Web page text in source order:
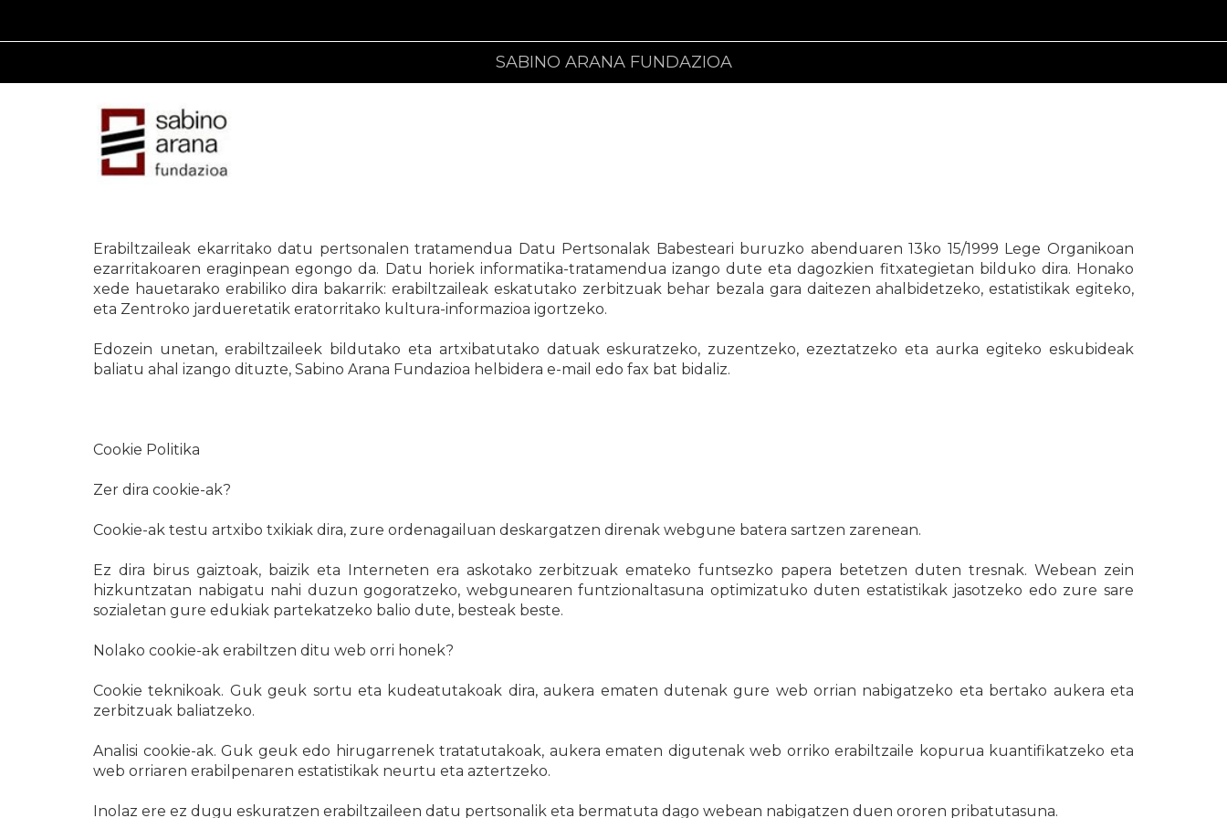
SABINO ARANA FUNDAZIOA
Erabiltzaileak ekarritako datu pertsonalen tratamendua Datu Pertsonalak Babesteari buruzko abenduaren 13ko 15/1999 Lege Organikoan
ezarritakoaren eraginpean egongo da. Datu horiek informatika-tratamendua izango dute eta dagozkien fitxategietan bilduko dira. Honako
xede hauetarako erabiliko dira bakarrik: erabiltzaileak eskatutako zerbitzuak behar bezala gara daitezen ahalbidetzeko, estatistikak egiteko,
eta Zentroko jardueretatik eratorritako kultura-informazioa igortzeko.
Edozein unetan, erabiltzaileek bildutako eta artxibatutako datuak eskuratzeko, zuzentzeko, ezeztatzeko eta aurka egiteko eskubideak
baliatu ahal izango dituzte, Sabino Arana Fundazioa helbidera e-mail edo fax bat bidaliz.
Cookie Politika
Zer dira cookie-ak?
Cookie-ak testu artxibo txikiak dira, zure ordenagailuan deskargatzen direnak webgune batera sartzen zarenean.
Ez dira birus gaiztoak, baizik eta Interneten era askotako zerbitzuak emateko funtsezko papera betetzen duten tresnak. Webean zein
hizkuntzatan nabigatu nahi duzun gogoratzeko, webgunearen funtzionaltasuna optimizatuko duten estatistikak jasotzeko edo zure sare
sozialetan gure edukiak partekatzeko balio dute, besteak beste.
Nolako cookie-ak erabiltzen ditu web orri honek?
Cookie teknikoak. Guk geuk sortu eta kudeatutakoak dira, aukera ematen dutenak gure web orrian nabigatzeko eta bertako aukera eta
zerbitzuak baliatzeko.
Analisi cookie-ak. Guk geuk edo hirugarrenek tratatutakoak, aukera ematen digutenak web orriko erabiltzaile kopurua kuantifikatzeko eta
web orriaren erabilpenaren estatistikak neurtu eta aztertzeko.
Inolaz ere ez dugu eskuratzen erabiltzaileen datu pertsonalik eta bermatuta dago webean nabigatzen duen ororen pribatutasuna.